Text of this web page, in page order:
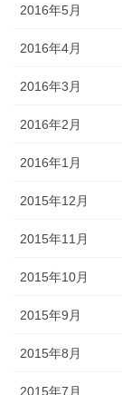
2016年5月
2016年4月
2016年3月
2016年2月
2016年1月
2015年12月
2015年11月
2015年10月
2015年9月
2015年8月
2015年7月